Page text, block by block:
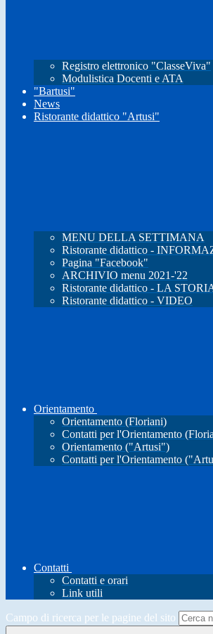
Registro elettronico "ClasseViva"
Modulistica Docenti e ATA
"Bartusi"
News
Ristorante didattico "Artusi"
MENU DELLA SETTIMANA
Ristorante didattico -
Pagina "Facebook"
ARCHIVIO menu 2021-'22
Ristorante didattico - LA
Ristorante didattico - VIDEO
Orientamento
Orientamento (Floriani)
Contatti per l'Orientamento
Orientamento ("Artusi")
Contatti per l'Orientamento
Contatti
Contatti e orari
Link utili
Campo di ricerca per le pagine del sito